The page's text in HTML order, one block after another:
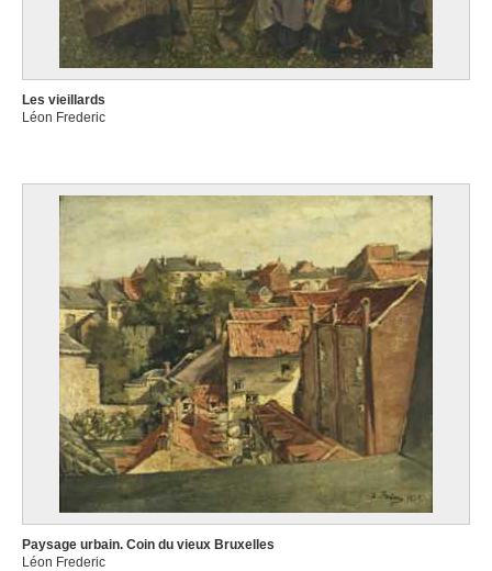
Les vieillards
Léon Frederic
Paysage urbain. Coin du vieux Bruxelles
Léon Frederic